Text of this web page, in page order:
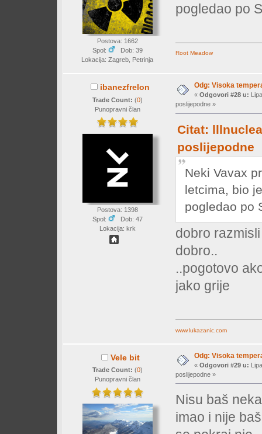
Postova: 1662
Spol:
Dob: 39
Lokacija: Zagreb, Petrinja
pogledao po
Root Meadow
ibanezfrelon
Trade Count: (0)
Punopravni član
Postova: 1398
Spol:
Dob: 47
Lokacija: krk
Odg: Visoka
« Odgovori #28 u:
poslijepodne »
Citat:
poslijepodne
Neki Vavax
letcima, bio
pogledao po
dobro
dobro..
..pogotovo
jako grije
www.lukazanic.com
Vele bit
Trade Count: (0)
Punopravni član
Odg: Visoka
« Odgovori #29 u:
poslijepodne »
Nisu baš
imao i nije